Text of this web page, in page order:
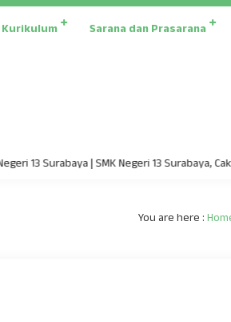
Kurikulum Sarana dan Prasarana
13 Surabaya | SMK Negeri 13 Surabaya,
You are here :